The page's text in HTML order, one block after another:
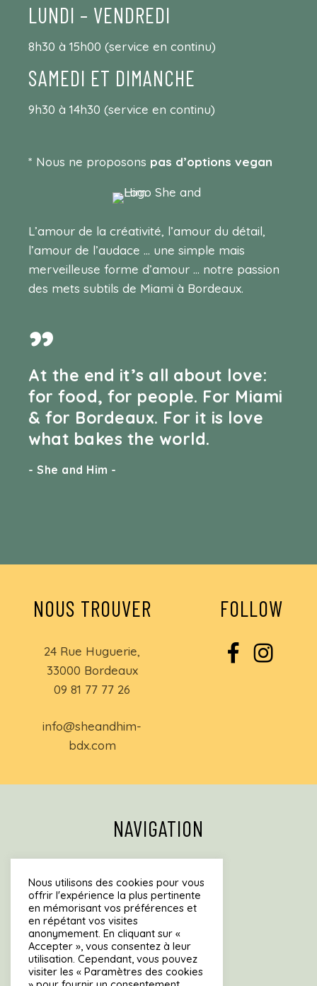
L’amour de la créativité, l’amour du détail,
l’amour de l’audace … une simple mais
merveilleuse forme d’amour … notre passion
des mets subtils de Miami à Bordeaux.
”
At the end it’s all about love:
for food, for people. For Miami
& for Bordeaux. For it is love
what bakes the world.
- She and Him -
LUNDI – VENDREDI
8h30 à 15h00 (service en continu)
SAMEDI ET DIMANCHE
9h30 à 14h30 (service en continu)
* Nous ne proposons pas d’options vegan
NOUS TROUVER
24 Rue Huguerie,
33000 Bordeaux
09 81 77 77 26
info@sheandhim-
bdx.com
FOLLOW
NAVIGATION
Menu
Brunch
Mille-crêpes
À propos
Résa & Info Pratiques
Nous utilisons des cookies pour vous
offrir l'expérience la plus pertinente
en mémorisant vos préférences et
en répétant vos visites
anonymement. En cliquant sur «
Accepter », vous consentez à leur
utilisation. Cependant, vous pouvez
visiter les « Paramètres des cookies